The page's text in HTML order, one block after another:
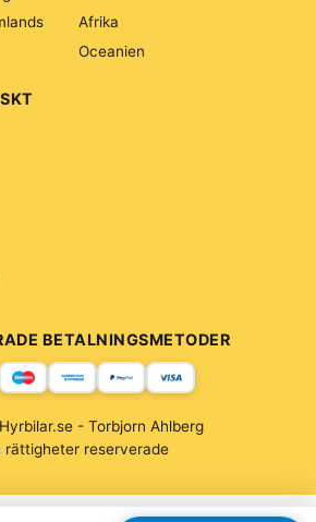
Afrika
Oceanien
BETALNINGSMETODER
- Torbjorn Ahlberg
rättigheter reserverade